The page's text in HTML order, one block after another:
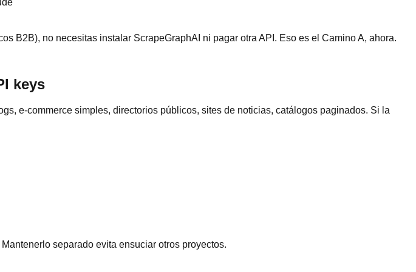
B2B), no necesitas instalar ScrapeGraphAI ni pagar otra API. Eso es el Camino A, ahora.
keys
e-commerce simples, directorios públicos, sites de noticias, catálogos paginados. Si la
separado evita ensuciar otros proyectos.